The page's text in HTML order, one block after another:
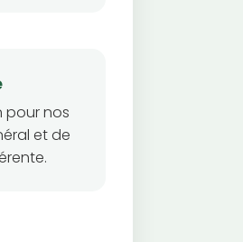
pour nos
et de